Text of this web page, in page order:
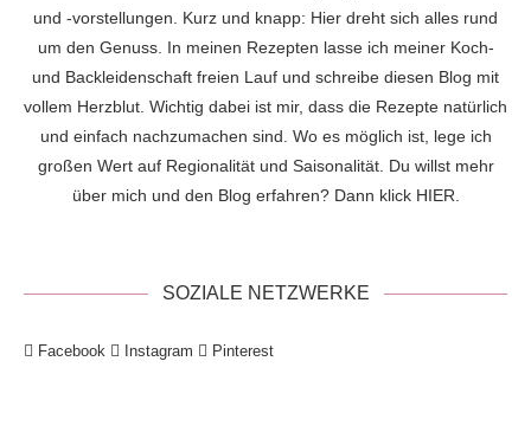
und -vorstellungen. Kurz und knapp: Hier dreht sich alles rund
um den Genuss. In meinen Rezepten lasse ich meiner Koch-
und Backleidenschaft freien Lauf und schreibe diesen Blog mit
vollem Herzblut. Wichtig dabei ist mir, dass die Rezepte natürlich
und einfach nachzumachen sind. Wo es möglich ist, lege ich
großen Wert auf Regionalität und Saisonalität. Du willst mehr
über mich und den Blog erfahren? Dann klick HIER
SOZIALE NETZWERKE
Facebook Instagram Pinterest